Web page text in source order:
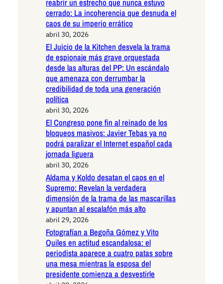
reabrir un estrecho que nunca estuvo
cerrado: La incoherencia que desnuda el
caos de su imperio errático
abril 30, 2026
El Juicio de la Kitchen desvela la trama
de espionaje más grave orquestada
desde las alturas del PP: Un escándalo
que amenaza con derrumbar la
credibilidad de toda una generación
política
abril 30, 2026
El Congreso pone fin al reinado de los
bloqueos masivos: Javier Tebas ya no
podrá paralizar el Internet español cada
jornada liguera
abril 30, 2026
Aldama y Koldo desatan el caos en el
Supremo: Revelan la verdadera
dimensión de la trama de las mascarillas
y apuntan al escalafón más alto
abril 29, 2026
Fotografían a Begoña Gómez y Vito
Quiles en actitud escandalosa: el
periodista aparece a cuatro patas sobre
una mesa mientras la esposa del
presidente comienza a desvestirle